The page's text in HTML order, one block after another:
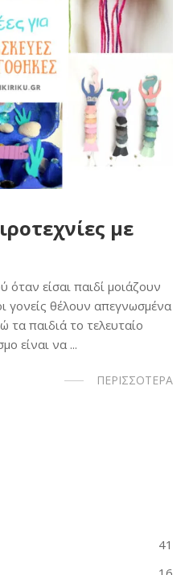
με
όταν είσαι παιδί μοιάζουν
γονείς θέλουν απεγνωσμένα
τα παιδιά το τελευταίο
είναι να ...
ΠΕΡΙΣΣΟΤΕΡΑ
41